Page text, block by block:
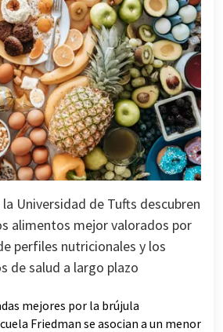
Universidad de Tufts descubren
alimentos mejor valorados por
perfiles nutricionales y los
de salud a largo plazo
mejores por la brújula
Friedman se asocian a un menor